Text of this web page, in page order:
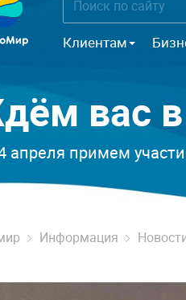
Клиентам
вас в
апреля примем
Информация